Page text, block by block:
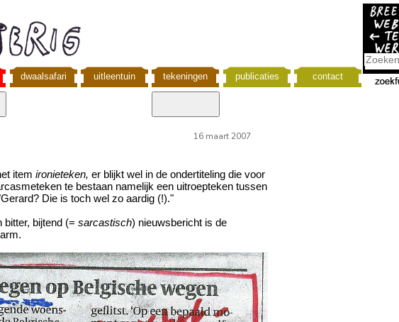
dwaalsafari uitleentuin tekeningen publicaties contact
16 maart 2007
item ironieteken, er blijkt wel in de ondertiteling die voor
te bestaan namelijk een uitroepteken tussen
Die is toch wel zo aardig (!)."
bitter, bijtend (= sarcastisch) nieuwsbericht is de